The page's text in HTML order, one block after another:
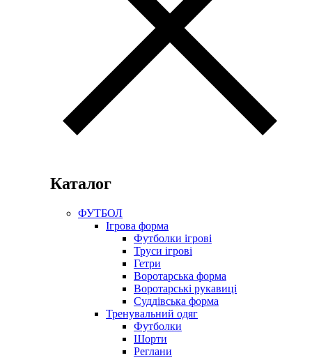
Каталог
ФУТБОЛ
Ігрова форма
Футболки ігрові
Труси ігрові
Гетри
Воротарська форма
Воротарські рукавиці
Суддівська форма
Тренувальний одяг
Футболки
Шорти
Реглани